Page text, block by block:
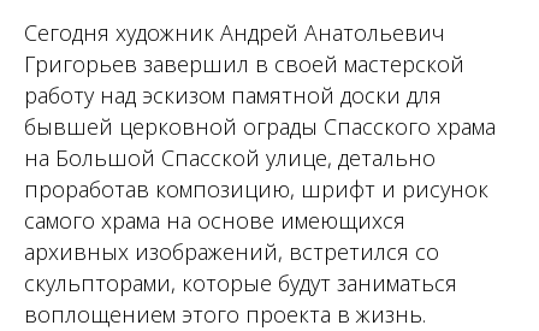
Сегодня художник Андрей Анатольевич
Григорьев завершил в своей мастерской
работу над эскизом памятной доски для
бывшей церковной ограды Спасского храма
на Большой Спасской улице, детально
проработав композицию, шрифт и рисунок
самого храма на основе имеющихся
архивных изображений, встретился со
скульпторами, которые будут заниматься
воплощением этого проекта в жизнь.